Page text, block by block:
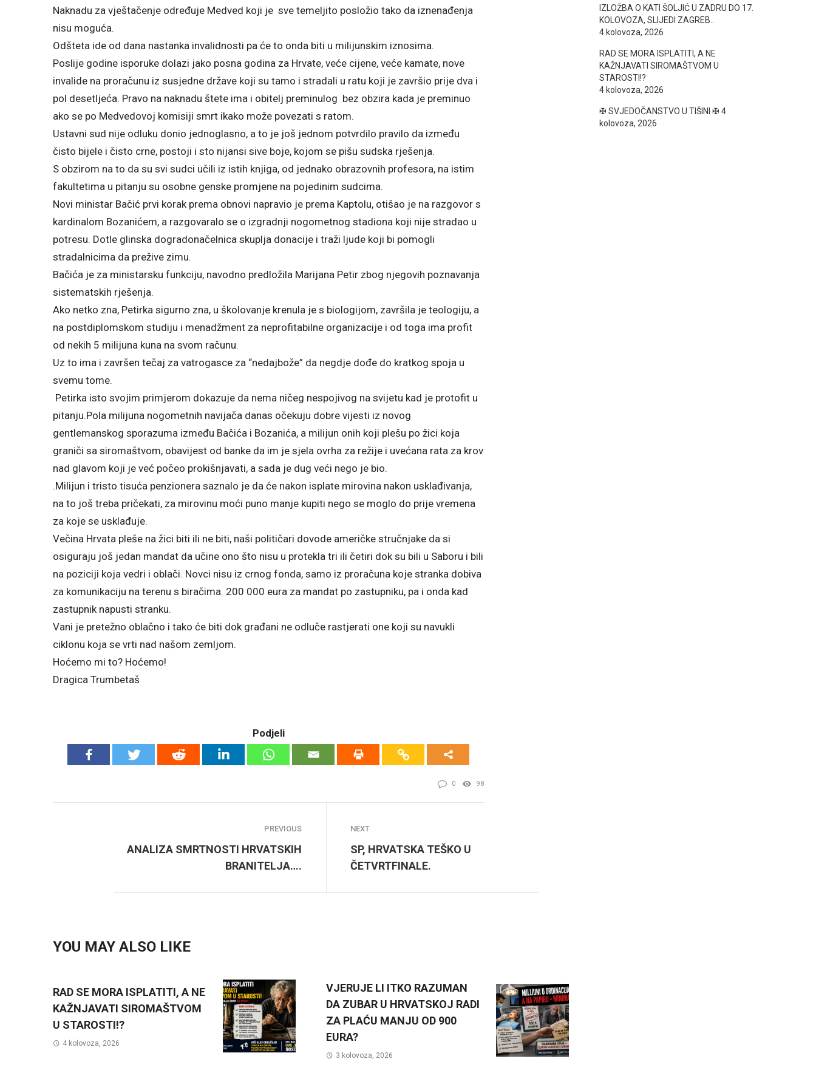
Naknadu za vještačenje određuje Medved koji je sve temeljito posložio tako da iznenađenja
nisu moguća.
Odšteta ide od dana nastanka invalidnosti pa će to onda biti u milijunskim iznosima.
Poslije godine isporuke dolazi jako posna godina za Hrvate, veće cijene, veće kamate, nove
invalide na proračunu iz susjedne države koji su tamo i stradali u ratu koji je završio prije dva i
pol desetljeća. Pravo na naknadu štete ima i obitelj preminulog bez obzira kada je preminuo
ako se po Medvedovoj komisiji smrt ikako može povezati s ratom.
Ustavni sud nije odluku donio jednoglasno, a to je još jednom potvrdilo pravilo da između
čisto bijele i čisto crne, postoji i sto nijansi sive boje, kojom se pišu sudska rješenja.
S obzirom na to da su svi sudci učili iz istih knjiga, od jednako obrazovnih profesora, na istim
fakultetima u pitanju su osobne genske promjene na pojedinim sudcima.
Novi ministar Bačić prvi korak prema obnovi napravio je prema Kaptolu, otišao je na razgovor s
kardinalom Bozanićem, a razgovaralo se o izgradnji nogometnog stadiona koji nije stradao u
potresu. Dotle glinska dogradonačelnica skuplja donacije i traži ljude koji bi pomogli
stradalnicima da prežive zimu.
Bačića je za ministarsku funkciju, navodno predložila Marijana Petir zbog njegovih poznavanja
sistematskih rješenja.
Ako netko zna, Petirka sigurno zna, u školovanje krenula je s biologijom, završila je teologiju, a
na postdiplomskom studiju i menadžment za neprofitabilne organizacije i od toga ima profit
od nekih 5 milijuna kuna na svom računu.
Uz to ima i završen tečaj za vatrogasce za “nedajbože” da negdje dođe do kratkog spoja u
svemu tome.
Petirka isto svojim primjerom dokazuje da nema ničeg nespojivog na svijetu kad je protofit u
pitanju.Pola milijuna nogometnih navijača danas očekuju dobre vijesti iz novog
gentlemanskog sporazuma između Bačića i Bozanića, a milijun onih koji plešu po žici koja
graniči sa siromaštvom, obavijest od banke da im je sjela ovrha za režije i uvećana rata za krov
nad glavom koji je već počeo prokišnjavati, a sada je dug veći nego je bio.
.Milijun i tristo tisuća penzionera saznalo je da će nakon isplate mirovina nakon usklađivanja,
na to još treba pričekati, za mirovinu moći puno manje kupiti nego se moglo do prije vremena
za koje se usklađuje.
Večina Hrvata pleše na žici biti ili ne biti, naši političari dovode američke stručnjake da si
osiguraju još jedan mandat da učine ono što nisu u protekla tri ili četiri dok su bili u Saboru i bili
na poziciji koja vedri i oblači. Novci nisu iz crnog fonda, samo iz proračuna koje stranka dobiva
za komunikaciju na terenu s biračima. 200 000 eura za mandat po zastupniku, pa i onda kad
zastupnik napusti stranku.
Vani je pretežno oblačno i tako će biti dok građani ne odluče rastjerati one koji su navukli
ciklonu koja se vrti nad našom zemljom.
Hoćemo mi to? Hoćemo!
Dragica Trumbetaš
Podjeli
0 98
PREVIOUS
ANALIZA SMRTNOSTI HRVATSKIH
BRANITELJA….
NEXT
SP, HRVATSKA TEŠKO U
ČETVRTFINALE.
YOU MAY ALSO LIKE
RAD SE MORA ISPLATITI, A NE
KAŽNJAVATI SIROMAŠTVOM
U STAROSTI!?
4 kolovoza, 2026
VJERUJE LI ITKO RAZUMAN
DA ZUBAR U HRVATSKOJ RADI
ZA PLAĆU MANJU OD 900
EURA?
3 kolovoza, 2026
IZLOŽBA O KATI ŠOLJIĆ U ZADRU DO 17.
KOLOVOZA, SLIJEDI ZAGREB..
4 kolovoza, 2026
RAD SE MORA ISPLATITI, A NE
KAŽNJAVATI SIROMAŠTVOM U
STAROSTI!?
4 kolovoza, 2026
✠ SVJEDOČANSTVO U TIŠINI ✠ 4
kolovoza, 2026